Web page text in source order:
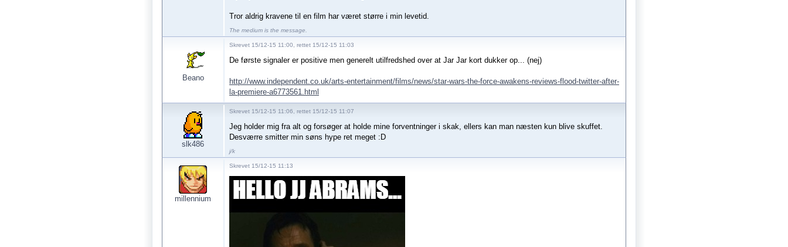
Tror aldrig kravene til en film har været større i min levetid.
The medium is the message.
Beano
Skrevet 15/12-15 11:00, rettet 15/12-15 11:03
De første signaler er positive men generelt utilfredshed over at Jar Jar kort dukker op... (nej)
http://www.independent.co.uk/arts-entertainment/films/news/star-wars-the-force-awakens-reviews-flood-twitter-after-
la-premiere-a6773561.html
slk486
Skrevet 15/12-15 11:06, rettet 15/12-15 11:07
Jeg holder mig fra alt og forsøger at holde mine forventninger i skak, ellers kan man næsten kun blive skuffet.
Desværre smitter min søns hype ret meget :D
j/k
millennium
Skrevet 15/12-15 11:13